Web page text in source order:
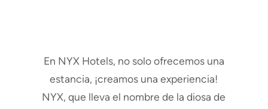
En NYX Hotels, no solo ofrecemos una
estancia, ¡creamos una experiencia!
NYX, que lleva el nombre de la diosa de